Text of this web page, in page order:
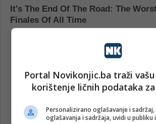
Portal Novikonjic.ba traži
korištenje ličnih podataka
Personalizirano oglašavanje i
oglašavanja i sadržaja, uvidi u publiku